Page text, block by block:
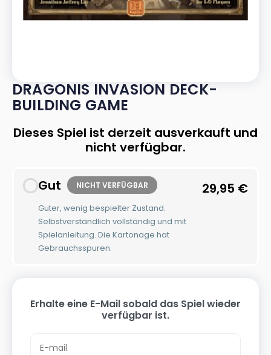
DRAGONIS INVASION DECK-
BUILDING GAME
Dieses Spiel ist derzeit ausverkauft und
nicht verfügbar.
Gut NICHT VERFÜGBAR
Guter, wenig bespielter Zustand.
Selbstverständlich vollständig und mit
Spielanleitung. Die Kartonage hat
Gebrauchsspuren.
29,95 €
Erhalte eine E-Mail sobald das Spiel wieder
verfügbar ist.